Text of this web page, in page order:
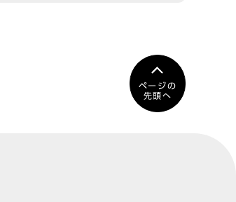
ページの
先頭へ